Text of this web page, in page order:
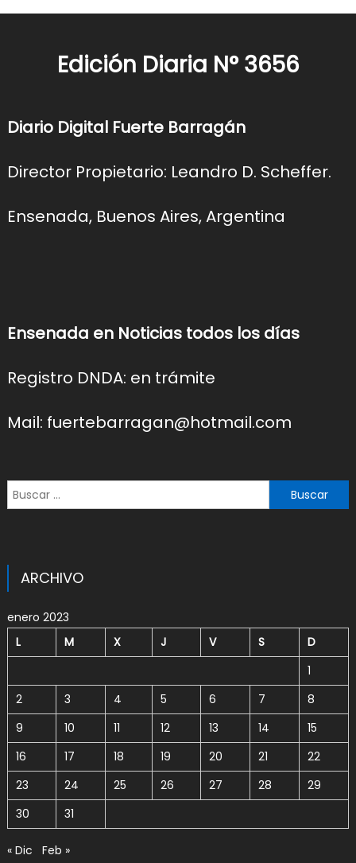
Edición Diaria N° 3656
Diario Digital Fuerte Barragán
Director Propietario: Leandro D. Scheffer.
Ensenada, Buenos Aires, Argentina
Ensenada en Noticias todos los días
Registro DNDA: en trámite
Mail: fuertebarragan@hotmail.com
Buscar:
ARCHIVO
enero 2023
L
M X J V S
D
1
2
3 4 5 6 7
8
9
10 11 12 13 14
15
16
17 18 19 20 21
22
23
24 25 26 27 28
29
30
31
« Dic Feb »